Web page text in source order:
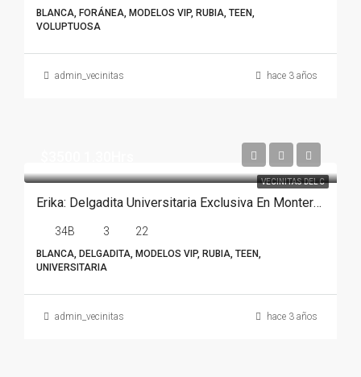
BLANCA, FORÁNEA, MODELOS VIP, RUBIA, TEEN,
VOLUPTUOSA
admin_vecinitas hace 3 años
VECINITAS DEL C
Erika: Delgadita Universitaria Exclusiva En Monterrey
34B 3 22
BLANCA, DELGADITA, MODELOS VIP, RUBIA, TEEN,
UNIVERSITARIA
admin_vecinitas hace 3 años